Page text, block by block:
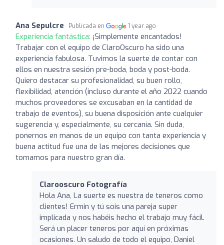
Ana Sepulcre Publicada en 1 year ago
Experiencia fantástica: ¡Simplemente encantados!
Trabajar con el equipo de ClaroOscuro ha sido una
experiencia fabulosa. Tuvimos la suerte de contar con
ellos en nuestra sesión pre-boda, boda y post-boda.
Quiero destacar su profesionalidad, su buen rollo,
flexibilidad, atención (incluso durante el año 2022 cuando
muchos proveedores se excusaban en la cantidad de
trabajo de eventos), su buena disposición ante cualquier
sugerencia y, especialmente, su cercanía. Sin duda,
ponernos en manos de un equipo con tanta experiencia y
buena actitud fue una de las mejores decisiones que
tomamos para nuestro gran día.
Clarooscuro Fotografía
Hola Ana, La suerte es nuestra de teneros como
clientes! Ermin y tú sois una pareja super
implicada y nos habéis hecho el trabajo muy fácil.
Será un placer teneros por aquí en próximas
ocasiones. Un saludo de todo el equipo, Daniel